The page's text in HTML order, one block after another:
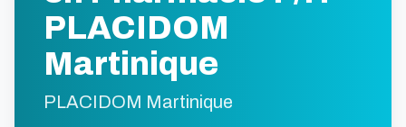
PLACIDOM
Martinique
PLACIDOM Martinique